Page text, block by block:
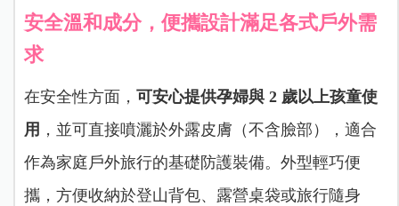
安全溫和成分，便攜設計滿足各式戶外需
求
在安全性方面， 可安心提供孕婦與 2 歲以上孩童使
用 ，並可直接噴灑於外露皮膚（不含臉部），適合
作為家庭戶外旅行的基礎防護裝備。外型輕巧便
攜，方便收納於登山背包、露營桌袋或旅行隨身